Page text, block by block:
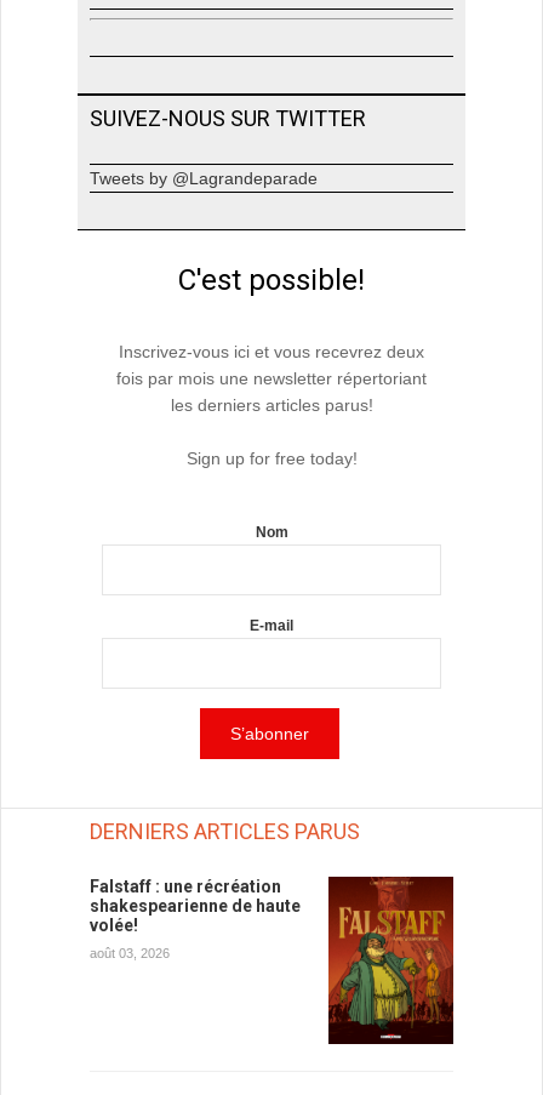
SUIVEZ-NOUS SUR TWITTER
Tweets by @Lagrandeparade
C'est possible!
Inscrivez-vous ici et vous recevrez deux
fois par mois une newsletter répertoriant
les derniers articles parus!
Sign up for free today!
Nom
E-mail
DERNIERS ARTICLES PARUS
Falstaff : une récréation
shakespearienne de haute
volée!
août 03, 2026